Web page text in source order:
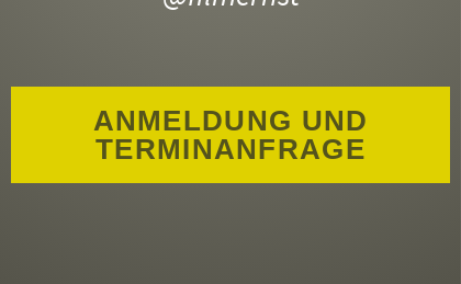
ANMELDUNG UND
TERMINANFRAGE